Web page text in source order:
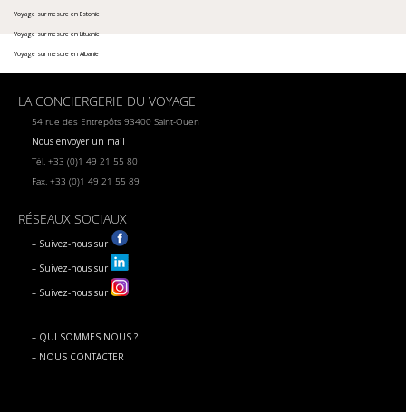
Voyage sur mesure en Estonie
Voyage sur mesure en Lituanie
Voyage sur mesure en Albanie
LA CONCIERGERIE DU VOYAGE
54 rue des Entrepôts 93400 Saint-Ouen
Nous envoyer un mail
Tél. +33 (0)1 49 21 55 80
Fax. +33 (0)1 49 21 55 89
RÉSEAUX SOCIAUX
– Suivez-nous sur
– Suivez-nous sur
– Suivez-nous sur
– QUI SOMMES NOUS ?
– NOUS CONTACTER